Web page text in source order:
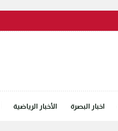
اخبار البصرة الأخبار الرياضية